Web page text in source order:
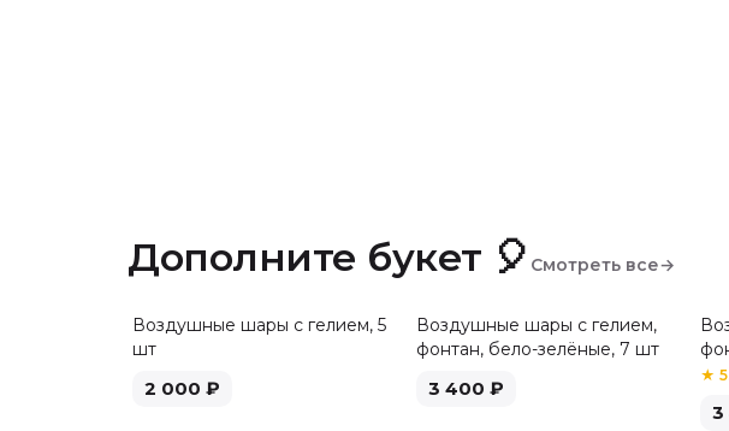
Дополните букет 🎈 Смотреть все→
Воздушные шары с гелием, 5
шт
2 000 ₽
Воздушные шары с гелием,
фонтан, бело-зелёные, 7 шт
3 400 ₽
★
3